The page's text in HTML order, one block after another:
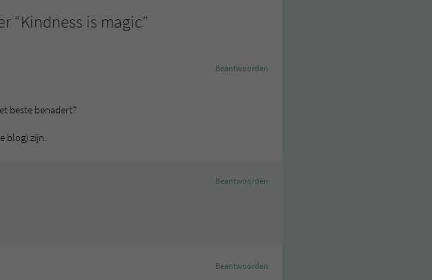
“Kindness is magic”
beste benadert?
blog) zijn.
Beantwoorden
Beantwoorden
Beantwoorden